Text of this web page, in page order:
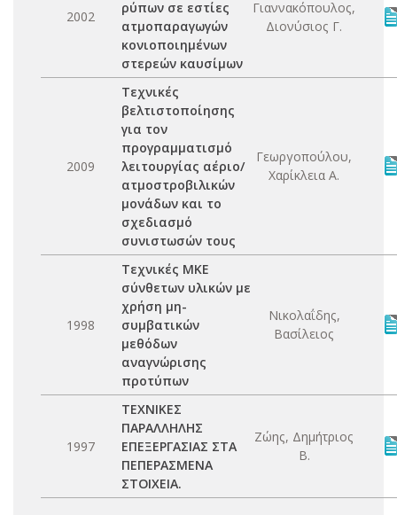
2002
ρύπων σε εστίες
ατμοπαραγωγών
κονιοποιημένων
στερεών καυσίμων
Γιαννακόπουλος,
Διονύσιος Γ.
2009
Τεχνικές
βελτιστοποίησης
για τον
προγραμματισμό
λειτουργίας αέριο/
ατμοστροβιλικών
μονάδων και το
σχεδιασμό
συνιστωσών τους
Γεωργοπούλου,
Χαρίκλεια Α.
1998
Τεχνικές ΜΚΕ
σύνθετων υλικών με
χρήση μη-
συμβατικών
μεθόδων
αναγνώρισης
προτύπων
Νικολαΐδης,
Βασίλειος
1997
ΤΕΧΝΙΚΕΣ
ΠΑΡΑΛΛΗΛΗΣ
ΕΠΕΞΕΡΓΑΣΙΑΣ ΣΤΑ
ΠΕΠΕΡΑΣΜΕΝΑ
ΣΤΟΙΧΕΙΑ.
Ζώης, Δημήτριος
Β.